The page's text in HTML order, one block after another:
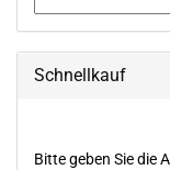
Schnellkauf
BITTE
Bitte geben Sie die